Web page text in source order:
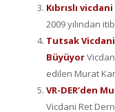
Kıbrıslı
2009 yılından
Tutsak Vicdani
Büyüyor
edilen Murat
VR-DER’den
Vicdani Ret